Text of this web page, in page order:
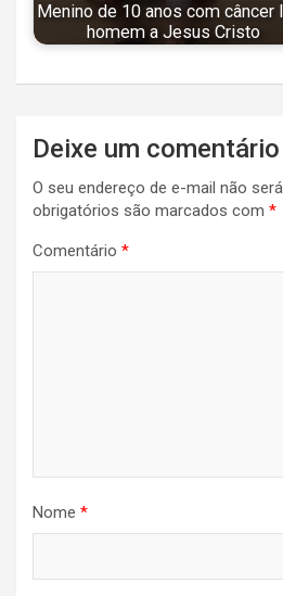
Menino de 10 anos com câncer
homem a Jesus Cristo
Navegação
de
Post
Deixe um comentário
O seu endereço de e-mail não
obrigatórios são marcados com *
Comentário *
Nome *